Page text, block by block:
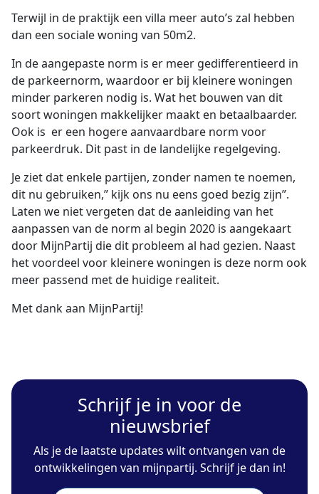
Terwijl in de praktijk een villa meer auto’s zal hebben
dan een sociale woning van 50m2.
In de aangepaste norm is er meer gedifferentieerd in
de parkeernorm, waardoor er bij kleinere woningen
minder parkeren nodig is. Wat het bouwen van dit
soort woningen makkelijker maakt en betaalbaarder.
Ook is er een hogere aanvaardbare norm voor
parkeerdruk. Dit past in de landelijke regelgeving.
Je ziet dat enkele partijen, zonder namen te noemen,
dit nu gebruiken,” kijk ons nu eens goed bezig zijn”.
Laten we niet vergeten dat de aanleiding van het
aanpassen van de norm al begin 2020 is aangekaart
door MijnPartij die dit probleem al had gezien. Naast
het voordeel voor kleinere woningen is deze norm ook
meer passend met de huidige realiteit.
Met dank aan MijnPartij!
Schrijf je in voor de
nieuwsbrief
Als je de laatste updates wilt ontvangen van de
ontwikkelingen van mijnpartij. Schrijf je dan in!